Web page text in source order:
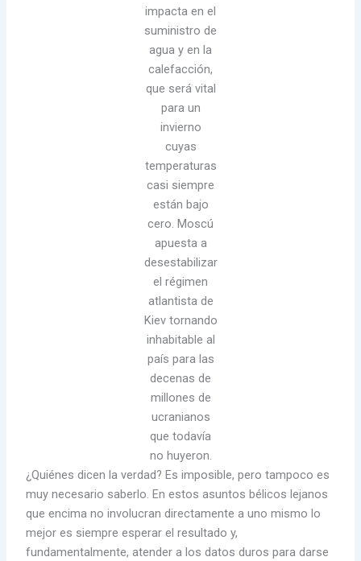
impacta en el
suministro de
agua y en la
calefacción,
que será vital
para un
invierno
cuyas
temperaturas
casi siempre
están bajo
cero. Moscú
apuesta a
desestabilizar
el régimen
atlantista de
Kiev tornando
inhabitable al
país para las
decenas de
millones de
ucranianos
que todavía
no huyeron.
¿Quiénes dicen la verdad? Es imposible, pero tampoco es
muy necesario saberlo. En estos asuntos bélicos lejanos
que encima no involucran directamente a uno mismo lo
mejor es siempre esperar el resultado y,
fundamentalmente, atender a los datos duros para darse